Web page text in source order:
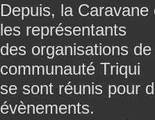
Depuis, la
les représentants
des organisations
communauté Triqui
se sont réunis pour
évènements.